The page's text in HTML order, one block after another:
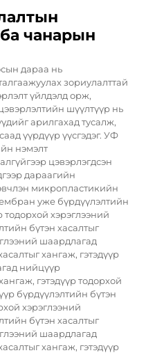
чанарын
дараа нь
зориулалттай
үйлдэлд орж,
шүүлтүүр нь
арилгахад тусалж,
үүрдүүр үүсгэдэг. УФ
нэмэлт
цэвэрлэгдсэн
дараагийн
микропластикийн
уже бүрдүүлэлтийн
тодорхой хэрэглээний
бүтэн хасалтыг
шаардлагад
хангаж, гэтэдүүр
нийцүүр
гэтэдүүр тодорхой
бүрдүүлэлтийн бүтэн
хэрэглээний
бүтэн хасалтыг
шаардлагад
хангаж, гэтэдүүр